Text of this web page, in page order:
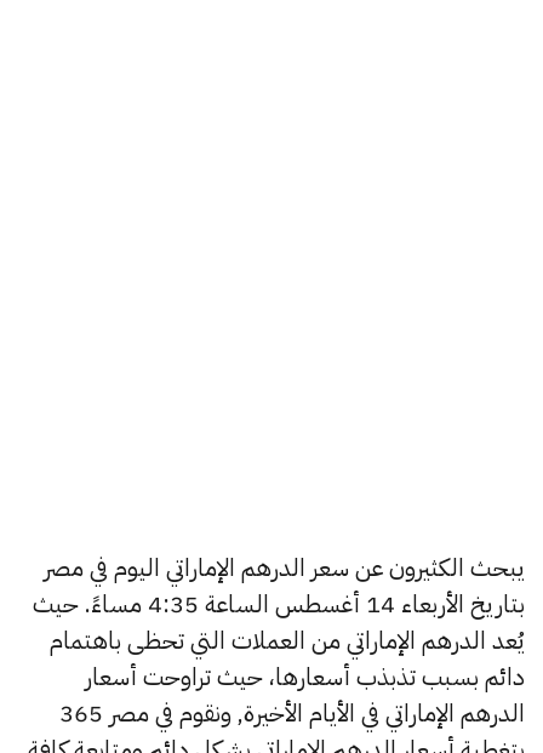
يبحث الكثيرون عن سعر الدرهم الإماراتي اليوم في مصر
بتاريخ الأربعاء 14 أغسطس الساعة 4:35 مساءً. حيث
يُعد الدرهم الإماراتي من العملات التي تحظى باهتمام
دائم بسبب تذبذب أسعارها، حيث تراوحت أسعار
الدرهم الإماراتي في الأيام الأخيرة, ونقوم في مصر 365